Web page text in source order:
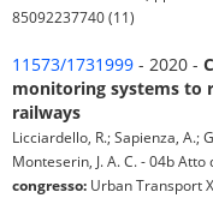
85092237740 (11)
11573/1731999 - 2020 -
monitoring systems to
railways
Licciardello, R.; Sapienza, A.;
Monteserin, J. A. C. - 04b
congresso: Urban Transport